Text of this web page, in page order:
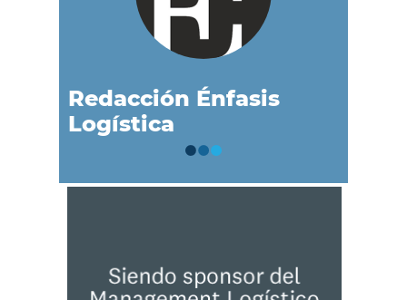
Redacción Énfasis
Logística